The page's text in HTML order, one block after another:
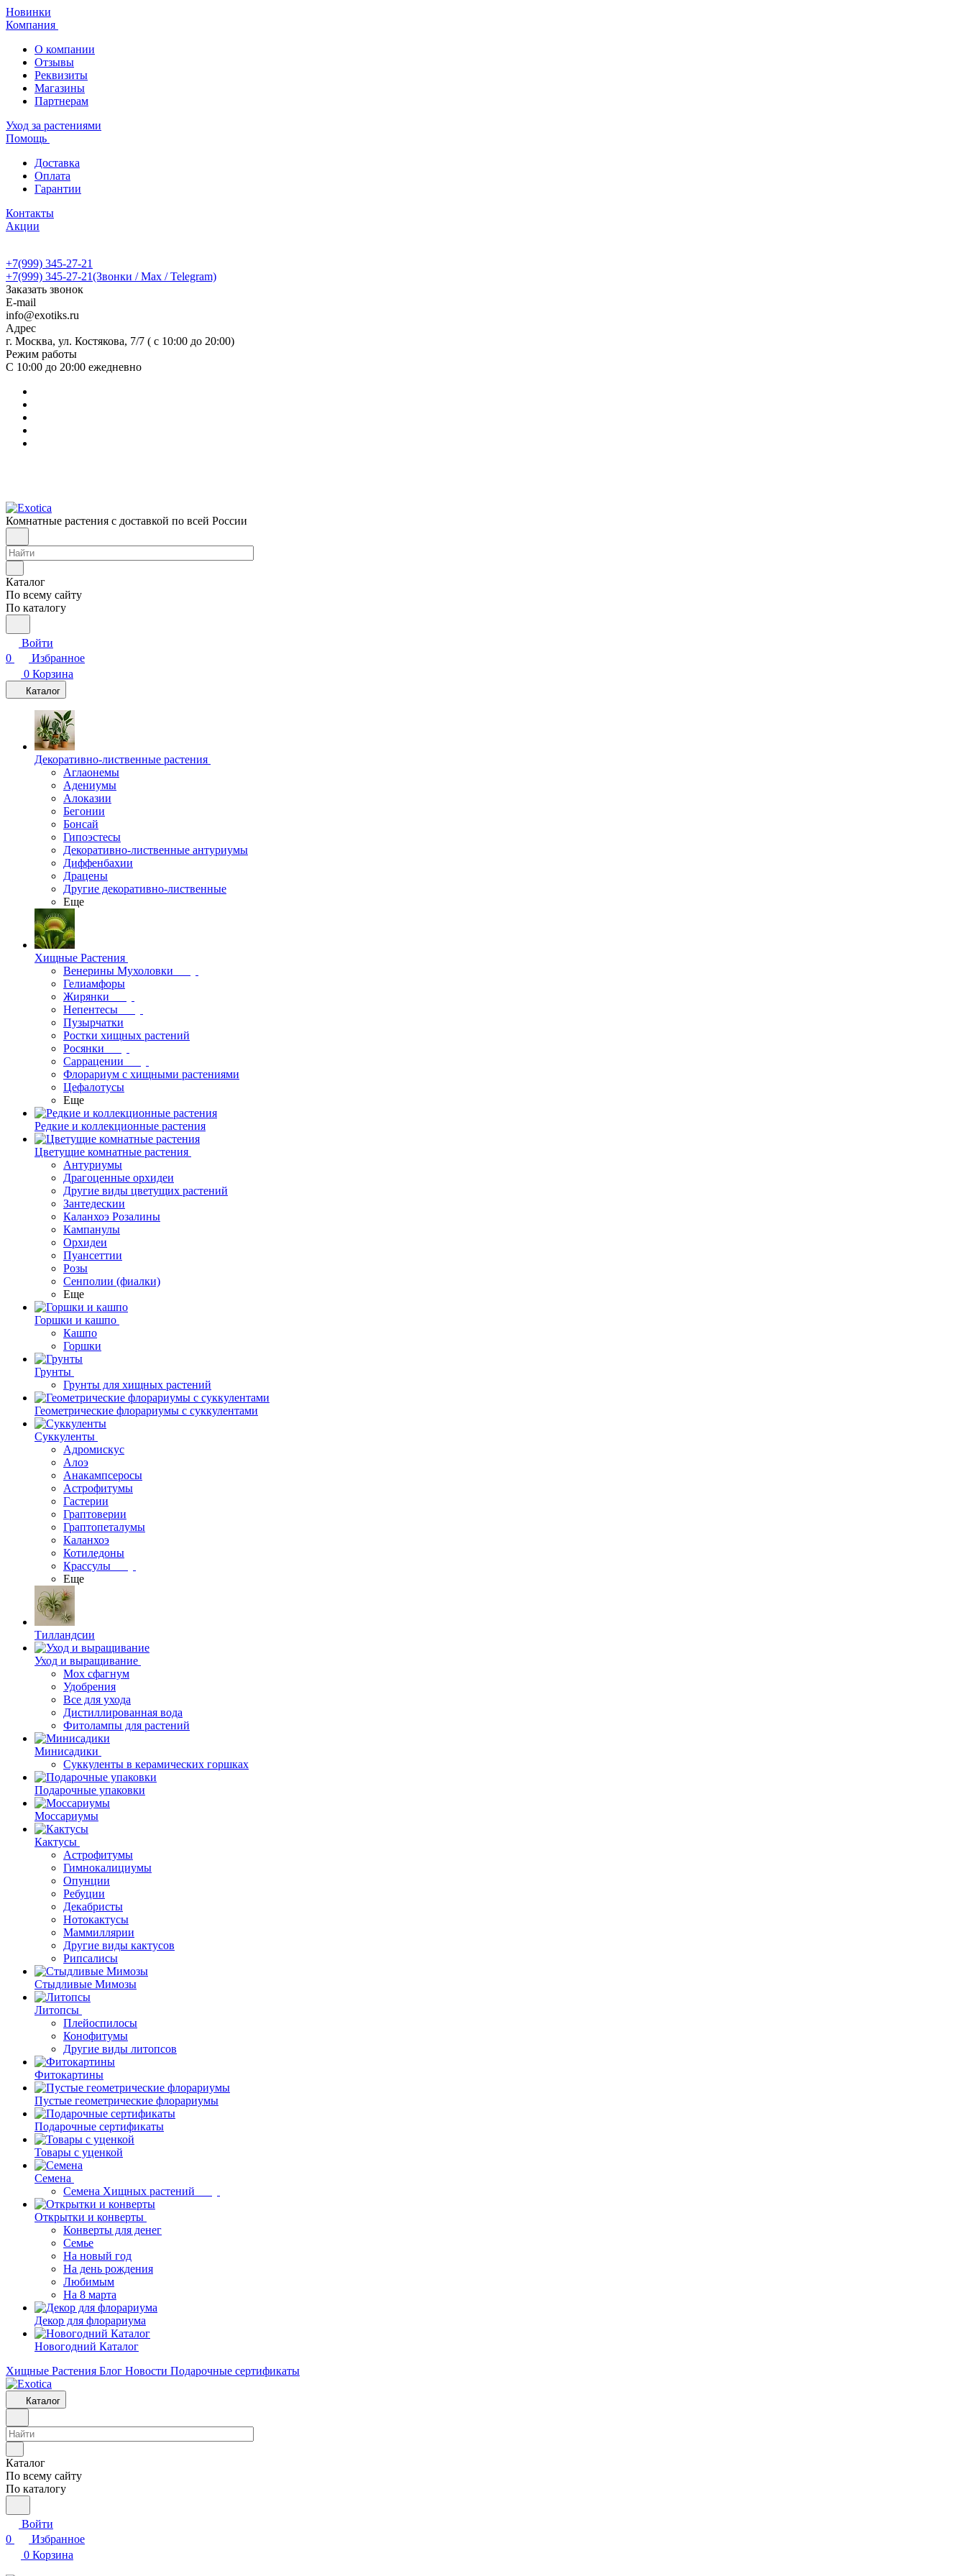
Новинки
Компания
О компании
Отзывы
Реквизиты
Магазины
Партнерам
Уход за растениями
Помощь
Доставка
Оплата
Гарантии
Контакты
Акции
+7(999) 345-27-21
+7(999) 345-27-21(Звонки / Max / Telegram)
Заказать звонок
E-mail
info@exotiks.ru
Адрес
г. Москва, ул. Костякова, 7/7 ( с 10:00 до 20:00)
Режим работы
С 10:00 до 20:00 ежедневно
Комнатные растения с доставкой по всей России
Каталог
По всему сайту
По каталогу
Войти
0
Избранное
0 Корзина
Каталог
Декоративно-лиственные растения
Аглаонемы
Адениумы
Алоказии
Бегонии
Бонсай
Гипоэстесы
Декоративно-лиственные антуриумы
Диффенбахии
Драцены
Другие декоративно-лиственные
Еще
Хищные Растения
Венерины Мухоловки
Гелиамфоры
Жирянки
Непентесы
Пузырчатки
Ростки хищных растений
Росянки
Саррацении
Флорариум с хищными растениями
Цефалотусы
Еще
Редкие и коллекционные растения
Цветущие комнатные растения
Антуриумы
Драгоценные орхидеи
Другие виды цветущих растений
Зантедескии
Каланхоэ Розалины
Кампанулы
Орхидеи
Пуансеттии
Розы
Сенполии (фиалки)
Еще
Горшки и кашпо
Кашпо
Горшки
Грунты
Грунты для хищных растений
Геометрические флорариумы с суккулентами
Суккуленты
Адромискус
Алоэ
Анакампсеросы
Астрофитумы
Гастерии
Граптоверии
Граптопеталумы
Каланхоэ
Котиледоны
Крассулы
Еще
Тилландсии
Уход и выращивание
Мох сфагнум
Удобрения
Все для ухода
Дистиллированная вода
Фитолампы для растений
Минисадики
Суккуленты в керамических горшках
Подарочные упаковки
Моссариумы
Кактусы
Астрофитумы
Гимнокалициумы
Опунции
Ребуции
Декабристы
Нотокактусы
Маммиллярии
Другие виды кактусов
Рипсалисы
Стыдливые Мимозы
Литопсы
Плейоспилосы
Конофитумы
Другие виды литопсов
Фитокартины
Пустые геометрические флорариумы
Подарочные сертификаты
Товары с уценкой
Семена
Семена Хищных растений
Открытки и конверты
Конверты для денег
Семье
На новый год
На день рождения
Любимым
На 8 марта
Декор для флорариума
Новогодний Каталог
Хищные Растения Блог Новости Подарочные сертификаты
Каталог
Каталог
По всему сайту
По каталогу
Войти
0
Избранное
0 Корзина